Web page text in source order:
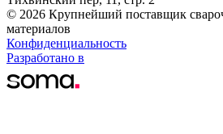
© 2026 Крупнейший поставщик
материалов
Конфиденциальность
Разработано в